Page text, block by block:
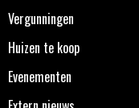
Vergunningen
Huizen te koop
Evenementen